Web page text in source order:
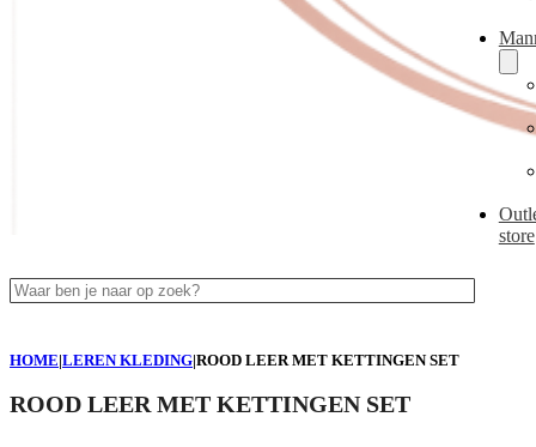
store
Zoeken
HOME|LEREN KLEDING|ROOD LEER MET KETTINGEN SET
ROOD LEER MET KETTINGEN SET